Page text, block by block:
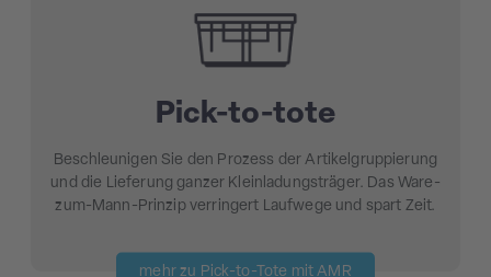
Pick-to-tote
Beschleunigen Sie den Prozess der Artikelgruppierung
und die Lieferung ganzer Kleinladungsträger. Das Ware-
zum-Mann-Prinzip verringert Laufwege und spart Zeit.
mehr zu Pick-to-Tote mit AMR